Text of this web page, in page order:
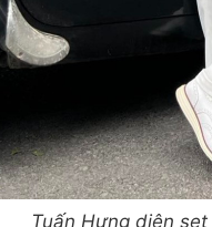
Tuấn Hưng diện